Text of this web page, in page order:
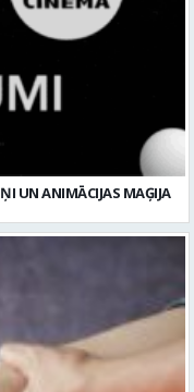
UN ANIMĀCIJAS MAĢIJA